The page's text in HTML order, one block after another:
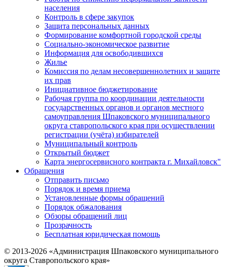
населения
Контроль в сфере закупок
Защита персональных данных
Формирование комфортной городской среды
Социально-экономическое развитие
Информация для освободившихся
Жилье
Комиссия по делам несовершеннолетних и защите
их прав
Инициативное бюджетирование
Рабочая группа по координации деятельности
государственных органов и органов местного
самоуправления Шпаковского муниципального
округа ставропольского края при осуществлении
регистрации (учёта) избирателей
Муниципальный контроль
Открытый бюджет
Карта энергосервисного контракта г. Михайловск"
Обращения
Отправить письмо
Порядок и время приема
Установленные формы обращений
Порядок обжалования
Обзоры обращений лиц
Прозрачность
Бесплатная юридическая помощь
© 2013-2026 «Администрация Шпаковского муниципального
округа Ставропольского края»